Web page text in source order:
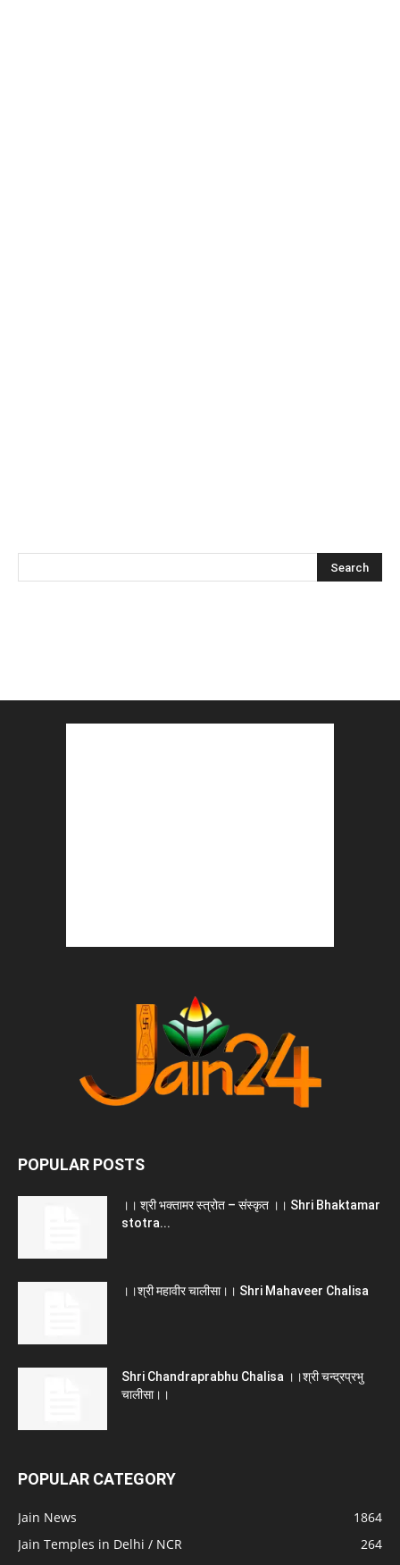
POPULAR POSTS
।। श्री भक्तामर स्त्रोत – संस्कृत ।। Shri Bhaktamar
stotra...
।।श्री महावीर चालीसा।। Shri Mahaveer Chalisa
Shri Chandraprabhu Chalisa ।।श्री चन्द्रप्रभु
चालीसा।।
POPULAR CATEGORY
Jain News
1864
Jain Temples in Delhi / NCR
264